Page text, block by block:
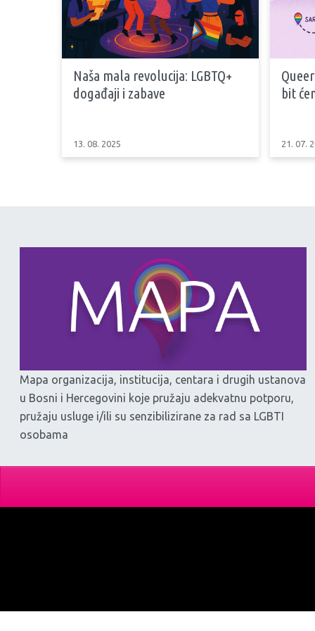
Naša mala revolucija: LGBTQ+
događaji i zabave
13. 08. 2025
bit
21. 07.
Mapa organizacija, institucija, centara i drugih ustanova
u Bosni i Hercegovini koje pružaju adekvatnu potporu,
pružaju usluge i/ili su senzibilizirane za rad sa LGBTI
osobama